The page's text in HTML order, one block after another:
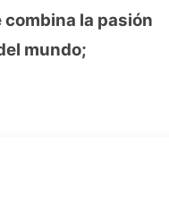
la pasión
mundo;